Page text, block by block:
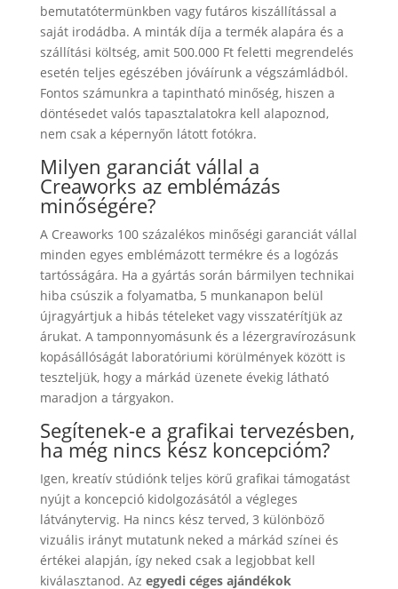
bemutatótermünkben vagy futáros kiszállítással a
saját irodádba. A minták díja a termék alapára és a
szállítási költség, amit 500.000 Ft feletti megrendelés
esetén teljes egészében jóváírunk a végszámládból.
Fontos számunkra a tapintható minőség, hiszen a
döntésedet valós tapasztalatokra kell alapoznod,
nem csak a képernyőn látott fotókra.
Milyen garanciát vállal a
Creaworks az emblémázás
minőségére?
A Creaworks 100 százalékos minőségi garanciát vállal
minden egyes emblémázott termékre és a logózás
tartósságára. Ha a gyártás során bármilyen technikai
hiba csúszik a folyamatba, 5 munkanapon belül
újragyártjuk a hibás tételeket vagy visszatérítjük az
árukat. A tamponnyomásunk és a lézergravírozásunk
kopásállóságát laboratóriumi körülmények között is
teszteljük, hogy a márkád üzenete évekig látható
maradjon a tárgyakon.
Segítenek-e a grafikai tervezésben,
ha még nincs kész koncepcióm?
Igen, kreatív stúdiónk teljes körű grafikai támogatást
nyújt a koncepció kidolgozásától a végleges
látványtervig. Ha nincs kész terved, 3 különböző
vizuális irányt mutatunk neked a márkád színei és
értékei alapján, így neked csak a legjobbat kell
kiválasztanod. Az egyedi céges ajándékok